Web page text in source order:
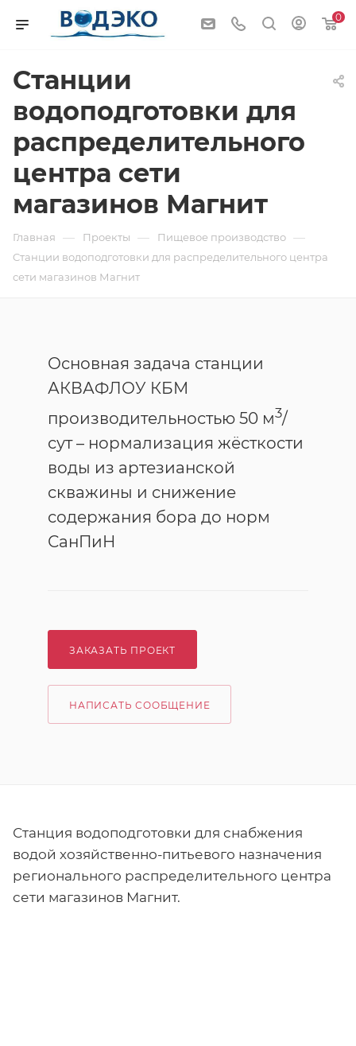
0
Cтанции
водоподготовки для
распределительного
центра сети
магазинов Магнит
Главная — Проекты — Пищевое производство —
Cтанции водоподготовки для распределительного центра
сети магазинов Магнит
Основная задача станции
АКВАФЛОУ КБМ
производительностью 50 м3/
сут – нормализация жёсткости
воды из артезианской
скважины и снижение
содержания бора до норм
СанПиН
ЗАКАЗАТЬ ПРОЕКТ
НАПИСАТЬ СООБЩЕНИЕ
Станция водоподготовки для снабжения
водой хозяйственно-питьевого назначения
регионального распределительного центра
сети магазинов Магнит.